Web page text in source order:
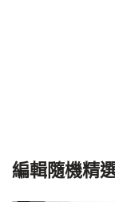
編輯隨機精